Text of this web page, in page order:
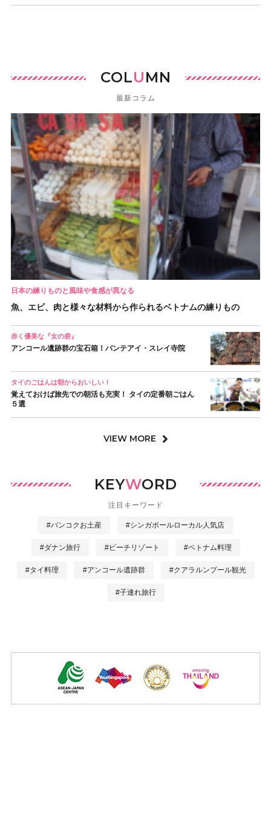
COLUMN
最新コラム
日本の練りものと風味や食感が異なる
魚、エビ、肉と様々な材料から作られるベトナムの練りもの
赤く優美な『女の砦』
アンコール遺跡群の宝石箱！バンテアイ・スレイ寺院
タイのごはんは朝からおいしい！
覚えておけば旅先での朝活も充実！ タイの定番朝ごはん
５選
VIEW MORE
KEYWORD
注目キーワード
#バンコクお土産 #シンガポールローカル人気店
#ダナン旅行 #ビーチリゾート #ベトナム料理
#タイ料理 #アンコール遺跡群 #クアラルンプール観光
#子連れ旅行